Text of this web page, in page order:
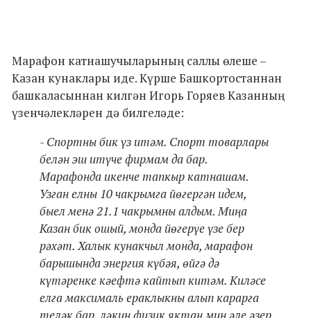
Марафон катнашучыларының саллы өлеше –
Казан кунаклары иде. Күрше Башкортостаннан
башкаласыннан килгән Игорь Горяев Казанның
үзенчәлекләрен дә билгеләде:
- Спортны бик үз итәм. Спорт товарлары
белән эш итүче фирмам да бар.
Марафонда икенче тапкыр катнашам.
Узган елны 10 чакрымга йөгергән идем,
быел менә 21.1 чакрымны алдым. Миңа
Казан бик ошый, монда йөгерүе үзе бер
рәхәт. Халык кунакчыл монда, марафон
барышында энергия күбәя, өйгә дә
күтәренке кәефтә кайтып китәм. Киләсе
елга максималь ераклыкны алып карарга
теләк бар, ләкин физик яктан мин әле әзер